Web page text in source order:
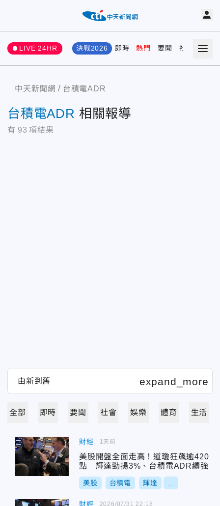
LIVE 24HR 決戰2026 即時 熱門 要聞 社會 娛樂
中天新聞網 台積電ADR
台積電ADR 相關報導
有 93 項結果
全部 即時 要聞 社會 娛樂 體育 生活
財經
美股開盤全面走高！道瓊狂飆逾420
點 輝達勁揚3%、台積電ADR續強
美股 台積電 輝達
1天前
財經 2026/07/31 22:18